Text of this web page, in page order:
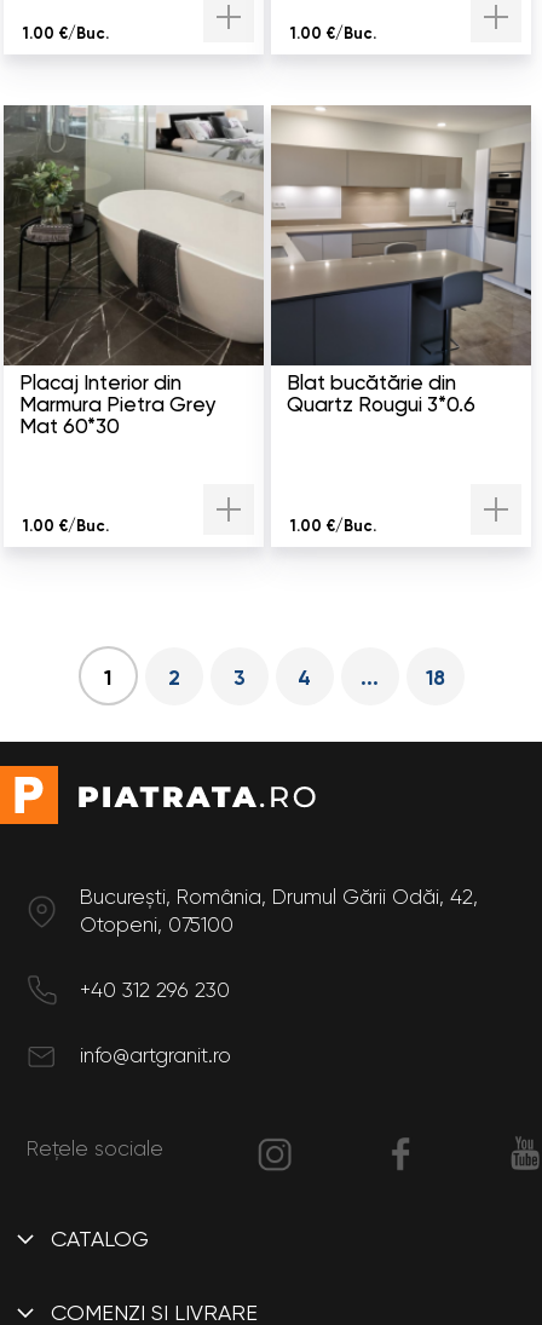
1.00 €/Buc. 1.00 €/Buc.
Placaj Interior din
Marmura Pietra Grey
Mat 60*30
1.00 €/Buc.
Blat bucătărie din
Quartz Rougui 3*0.6
1.00 €/Buc.
1 2 3 4 ... 18
București, România, Drumul Gării Odăi, 42,
Otopeni, 075100
+40 312 296 230
info@artgranit.ro
Rețele sociale
CATALOG
COMENZI SI LIVRARE